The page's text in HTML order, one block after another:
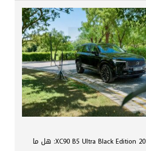
تجربة فولفو XC90 B5 Ultra Black Edition 2026: هل ما